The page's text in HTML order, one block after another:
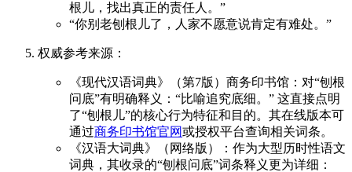
根儿，找出真正的责任人。”
“你别老刨根儿了，人家不愿意说肯定有难处。”
权威参考来源：
《现代汉语词典》（第7版）商务印书馆：对“刨根
问底”有明确释义：“比喻追究底细。” 这直接点明
了“刨根儿”的核心行为特征和目的。其在线版本可
通过商务印书馆官网或授权平台查询相关词条。
《汉语大词典》（网络版）：作为大型历时性语文
词典，其收录的“刨根问底”词条释义更为详细：